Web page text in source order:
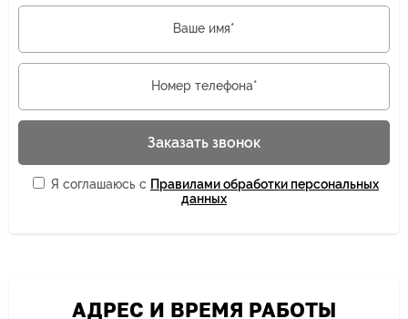
Ваше имя*
Номер телефона*
Заказать звонок
Я соглашаюсь с Правилами обработки персональных
данных
АДРЕС И ВРЕМЯ РАБОТЫ